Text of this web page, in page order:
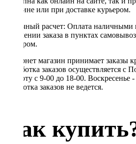
магазине или при доставке курьером.
Наличный расчет: Оплата наличными
получении заказа в пунктах
курьером.
Интернет магазин принимает заказы
Обработка заказов осуществляется с
Субботу с 9-00 до 18-00. Воскресенье
обработка заказов не ведется.
Как